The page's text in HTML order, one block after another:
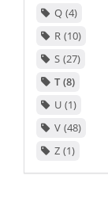
Q 4
R 10
S 27
T 8
U 1
V 48
Z 1